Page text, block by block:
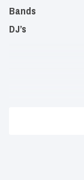
Bands
DJ’s